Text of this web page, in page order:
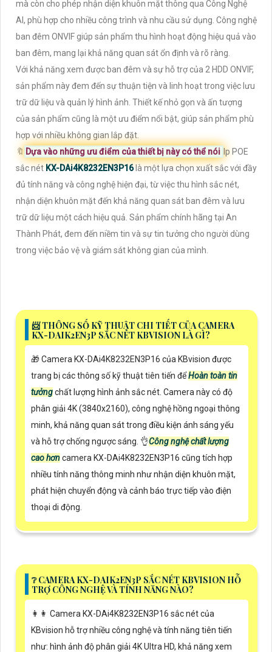
mà còn cho phép nhận diện khuôn mặt thông qua Công Nghệ
AI, phù hợp cho nhiều công trình và nhu cầu sử dụng. Công nghệ
ban đêm ONVIF giúp sản phẩm thu hình hoạt động hiệu quả vào
ban đêm, mang lại khả năng quan sát ổn định và rõ ràng.
Với khả năng xem được ban đêm và sự hỗ trợ của 2 HDD ONVIF,
sản phẩm này đem đến sự thuận tiện và linh hoạt trong việc lưu
trữ dữ liệu và quản lý hình ảnh. Thiết kế nhỏ gọn và ấn tượng
của sản phẩm cũng là một ưu điểm nổi bật, giúp sản phẩm phù
hợp với nhiều không gian lắp đặt.
🔖 Dựa vào những ưu điểm của thiết bị này có thể nói Ip POE
sắc nétKX-DAi4K8232EN3P16là một lựa chọn xuất sắc với đầy
đủ tính năng và công nghệ hiện đại, từ việc thu hình sắc nét,
nhận diện khuôn mặt đến khả năng quan sát ban đêm và lưu
trữ dữ liệu một cách hiệu quả. Sản phẩm chính hãng tại An
Thành Phát, đem đến niềm tin và sự tin tưởng cho người dùng
trong việc bảo vệ và giám sát không gian của mình.
📨 THÔNG SỐ KỸ THUẬT CHI TIẾT CỦA CAMERA
KX-DAIK2EN3P SẮC NÉT KBVISION LÀ GÌ?
🎁 Camera KX-DAi4K8232EN3P16 của KBvision được
trang bị các thông số kỹ thuật tiên tiến đểHoàn toàn tin
tưởngchất lượng hình ảnh sắc nét. Camera này có độ
phân giải 4K (3840x2160), công nghệ hồng ngoại thông
minh, khả năng quan sát trong điều kiện ánh sáng yếu
và hỗ trợ chống ngược sáng. 👌Công nghệ chất lượng
cao hơncamera KX-DAi4K8232EN3P16 cũng tích hợp
nhiều tính năng thông minh như nhận diện khuôn mặt,
phát hiện chuyển động và cảnh báo trực tiếp vào điện
thoại di động.
❔ CAMERA KX-DAIK2EN3P SẮC NÉT KBVISION HỖ
TRỢ CÔNG NGHỆ VÀ TÍNH NĂNG NÀO?
️👩‍👩 Camera KX-DAi4K8232EN3P16 sắc nét của
KBvision hỗ trợ nhiều công nghệ và tính năng tiên tiến
như: hình ảnh độ phân giải 4K Ultra HD, khả năng xem